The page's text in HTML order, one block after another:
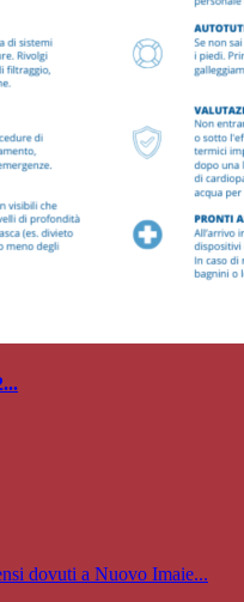
dovuti a Nuovo Imaie...